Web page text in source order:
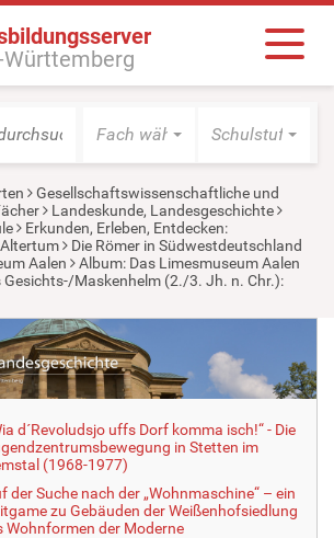
Württemberg
Fach wählen Schulstufe
Gesellschaftswissenschaftliche und
Landeskunde, Landesgeschichte
Erkunden, Erleben, Entdecken:
Altertum
Die Römer in Südwestdeutschland
Aalen
Album: Das Limesmuseum Aalen
Gesichts-/Maskenhelm (2./3. Jh. n. Chr.):
d´Revoludsjo uffs Dorf komma isch!“ - Die
in Stetten im
(1968-1977)
der Suche nach der „Wohnmaschine“ – ein
zu Gebäuden der Weißenhofsiedlung
Wohnformen der Moderne